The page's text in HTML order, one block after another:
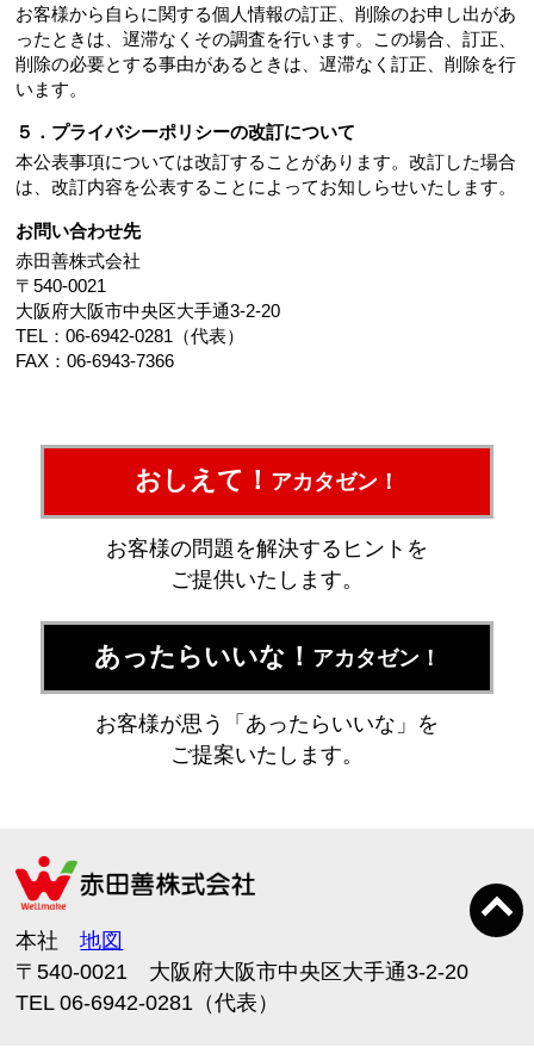
お客様から自らに関する個人情報の訂正、削除のお申し出があ
ったときは、遅滞なくその調査を行います。この場合、訂正、
削除の必要とする事由があるときは、遅滞なく訂正、削除を行
います。
５．プライバシーポリシーの改訂について
本公表事項については改訂することがあります。改訂した場合
は、改訂内容を公表することによってお知しらせいたします。
お問い合わせ先
赤田善株式会社
〒540-0021
大阪府大阪市中央区大手通3-2-20
TEL：06-6942-0281（代表）
FAX：06-6943-7366
おしえて！ アカタゼン！
お客様の問題を解決するヒントを
ご提供いたします。
あったらいいな！ アカタゼン！
お客様が思う「あったらいいな」を
ご提案いたします。
本社地図
〒540-0021 大阪府大阪市中央区大手通3-2-20
TEL 06-6942-0281（代表）